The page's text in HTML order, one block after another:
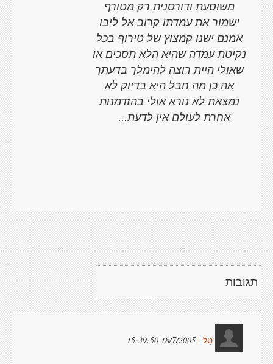
משוסעת ודורסנית רק מטורף
ישמור את עמדתו קרוב אל ליבו
אמנם ישנו קמצוץ של טירוף בכל
נקיטת עמדה שהיא הלא תסכים או
שאולי היית רוצה להימלך בדעתך
אה כן מה חבל היא בדיוק לא
נמצאת לא נורא אולי בהזדמנות
אחרת לעולם אין לדעת...
תגובות
טַל . 18/7/2005 15:39:50